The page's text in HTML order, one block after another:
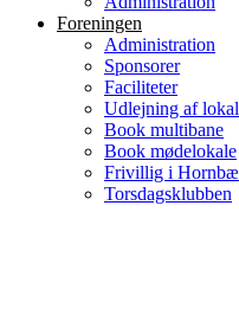
Foreningen
Administration
Sponsorer
Faciliteter
Udlejning af
Book multibane
Book mødelokale
Frivillig i
Torsdagsklubben